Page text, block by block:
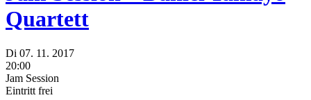
Quartett
Di 07. 11. 2017
20:00
Jam Session
Eintritt frei